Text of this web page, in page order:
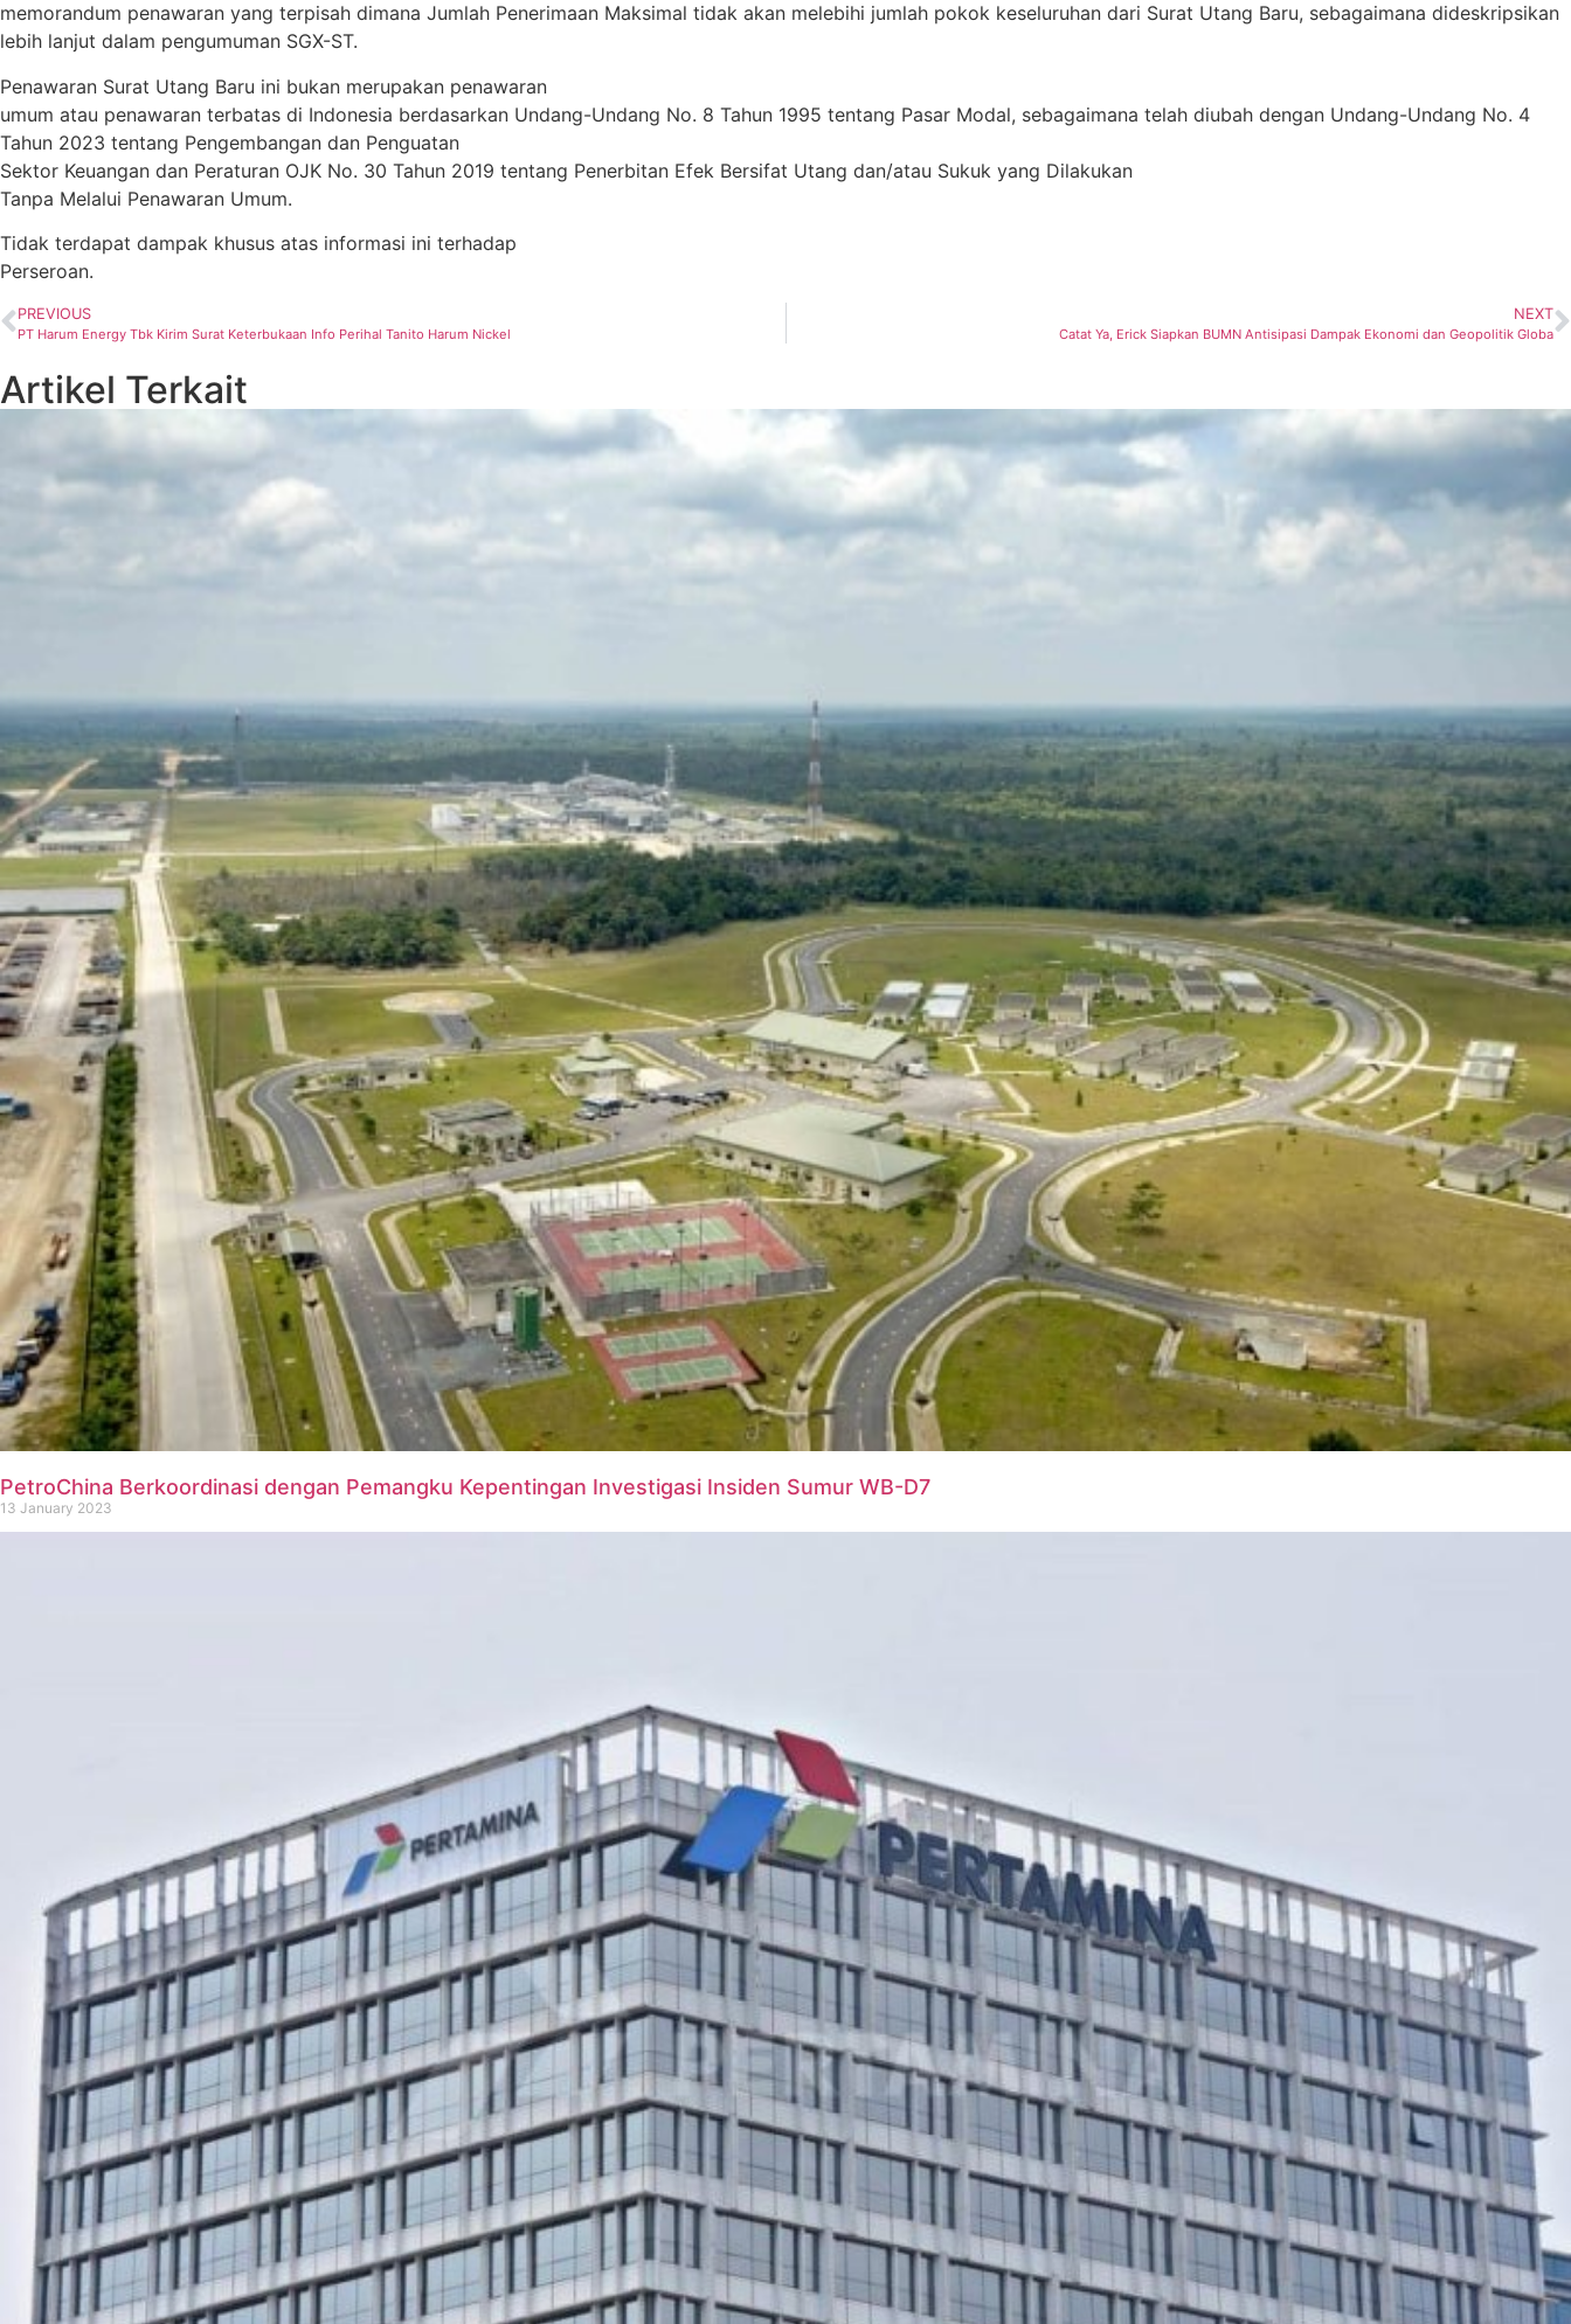
memorandum penawaran yang terpisah dimana Jumlah Penerimaan Maksimal tidak akan melebihi jumlah pokok keseluruhan dari Surat Utang Baru, sebagaimana dideskripsikan
lebih lanjut dalam pengumuman SGX-ST.
Penawaran Surat Utang Baru ini bukan merupakan penawaran
umum atau penawaran terbatas di Indonesia berdasarkan Undang-Undang No. 8 Tahun 1995 tentang Pasar Modal, sebagaimana telah diubah dengan Undang-Undang No. 4
Tahun 2023 tentang Pengembangan dan Penguatan
Sektor Keuangan dan Peraturan OJK No. 30 Tahun 2019 tentang Penerbitan Efek Bersifat Utang dan/atau Sukuk yang Dilakukan
Tanpa Melalui Penawaran Umum.
Tidak terdapat dampak khusus atas informasi ini terhadap
Perseroan.
PREVIOUS
PT Harum Energy Tbk Kirim Surat Keterbukaan Info Perihal Tanito Harum Nickel
NEXT
Catat Ya, Erick Siapkan BUMN Antisipasi Dampak Ekonomi dan Geopolitik Globa
Artikel Terkait
PetroChina Berkoordinasi dengan Pemangku Kepentingan Investigasi Insiden Sumur WB-D7
13 January 2023